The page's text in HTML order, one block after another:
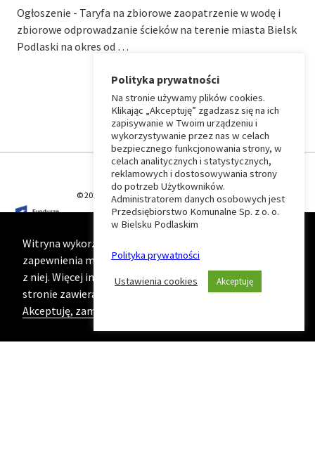
Ogłoszenie - Taryfa na zbiorowe zaopatrzenie w wodę i
zbiorowe odprowadzanie ścieków na terenie miasta Bielsk
Podlaski na okres od …
⏶
Wróć
do
początku
strony
© 2026 T-Matic Grupa Computer Plus Sp. z o.o.
Witryna wykorzystuje ciasteczka (cookies) w celu
zapewnienia maksymalnej wygody podczas korzystania
z niej. Więcej informacji na ten temat znajduje się na
stronie zawierającej naszą
Politykę prywatności
Akceptuję, zamknij komunikat
Polityka prywatności
Na stronie używamy plików cookies.
Klikając „Akceptuję” zgadzasz się na ich
zapisywanie w Twoim urządzeniu i
wykorzystywanie przez nas w celach
bezpiecznego funkcjonowania strony, w
celach analitycznych i statystycznych,
reklamowych i dostosowywania strony
do potrzeb Użytkowników.
Administratorem danych osobowych jest
Przedsiębiorstwo Komunalne Sp. z o. o.
w Bielsku Podlaskim
Polityka prywatności
Ustawienia cookies Akceptuję